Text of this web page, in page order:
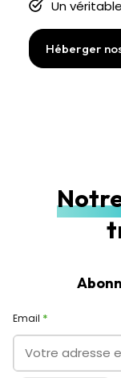
Un
Héberger
Email